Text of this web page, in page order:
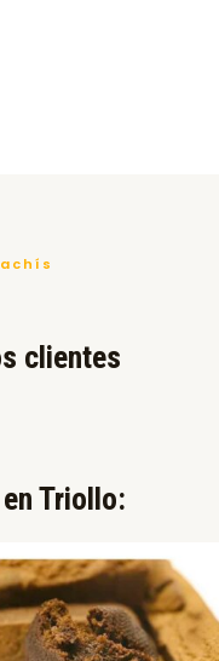
clientes
Triollo:​